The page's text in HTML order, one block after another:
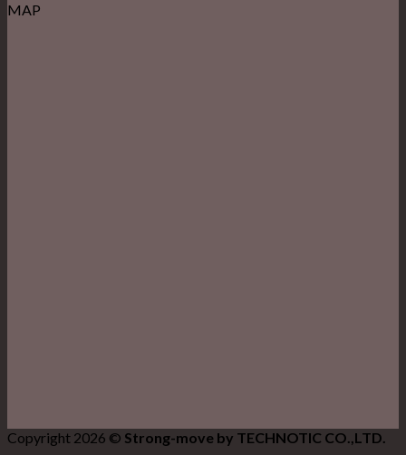
MAP
Copyright 2026 © Strong-move by TECHNOTIC CO.,LTD.